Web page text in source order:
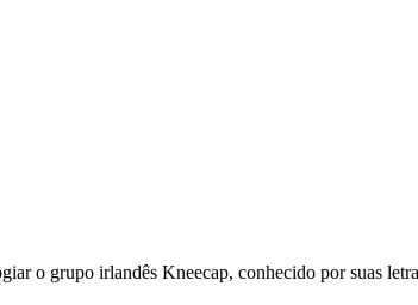
o grupo irlandês Kneecap, conhecido por suas